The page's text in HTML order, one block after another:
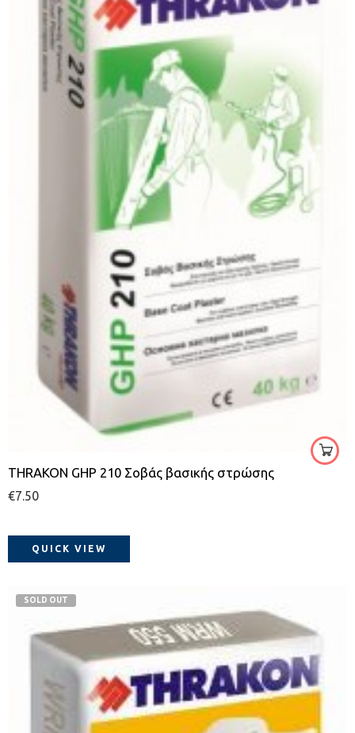
THRAKON GHP 210 Σοβάς βασικής στρώσης
€7.50
QUICK VIEW
SOLD OUT